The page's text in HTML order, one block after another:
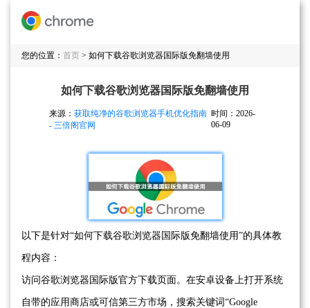
您的位置： 首页 > 如何下载谷歌浏览器国际版免翻墙使用
如何下载谷歌浏览器国际版免翻墙使用
来源： 获取纯净的谷歌浏览器手机优化指南
- 三倍阁官网
时间：2026-
06-09
以下是针对“如何下载谷歌浏览器国际版免翻墙使用”的具体教
程内容：
访问谷歌浏览器国际版官方下载页面。在安卓设备上打开系统
自带的应用商店或可信第三方市场，搜索关键词“Google